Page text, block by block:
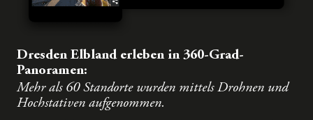
Dresden Elbland erleben in 360-Grad-
Panoramen:
Mehr als 60 Standorte wurden mittels Drohnen und
Hochstativen aufgenommen.